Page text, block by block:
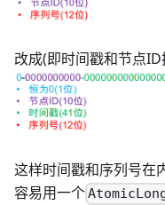
改成(即时间戳和节点ID
这样时间戳和序列号在
容易用一个